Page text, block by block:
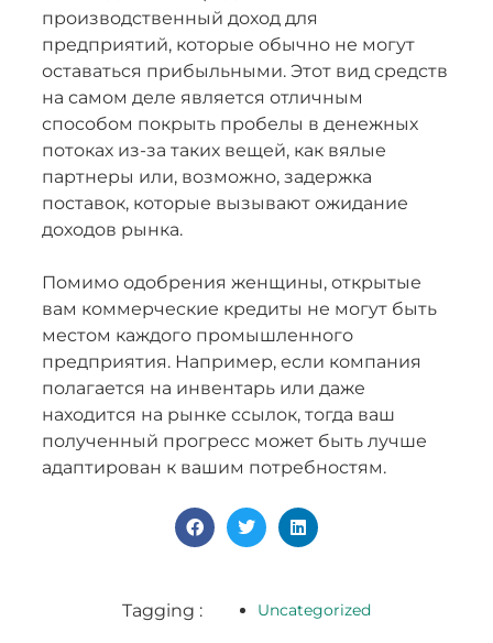
производственный доход для
предприятий, которые обычно не могут
оставаться прибыльными. Этот вид средств
на самом деле является отличным
способом покрыть пробелы в денежных
потоках из-за таких вещей, как вялые
партнеры или, возможно, задержка
поставок, которые вызывают ожидание
доходов рынка.
Помимо одобрения женщины, открытые
вам коммерческие кредиты не могут быть
местом каждого промышленного
предприятия. Например, если компания
полагается на инвентарь или даже
находится на рынке ссылок, тогда ваш
полученный прогресс может быть лучше
адаптирован к вашим потребностям.
Tagging : Uncategorized